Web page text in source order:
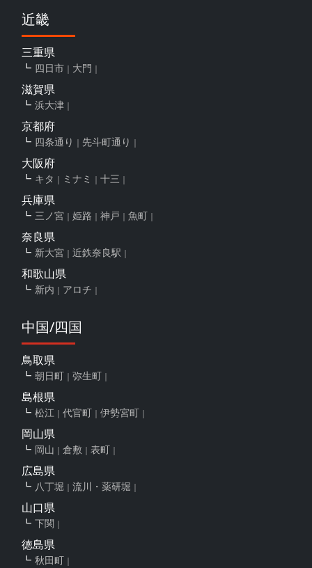
近畿
三重県
四日市 大門
滋賀県
浜大津
京都府
四条通り 先斗町通り
大阪府
キタ ミナミ 十三
兵庫県
三ノ宮 姫路 神戸 魚町
奈良県
新大宮 近鉄奈良駅
和歌山県
新内 アロチ
中国/四国
鳥取県
朝日町 弥生町
島根県
松江 代官町 伊勢宮町
岡山県
岡山 倉敷 表町
広島県
八丁堀 流川・薬研堀
山口県
下関
徳島県
秋田町